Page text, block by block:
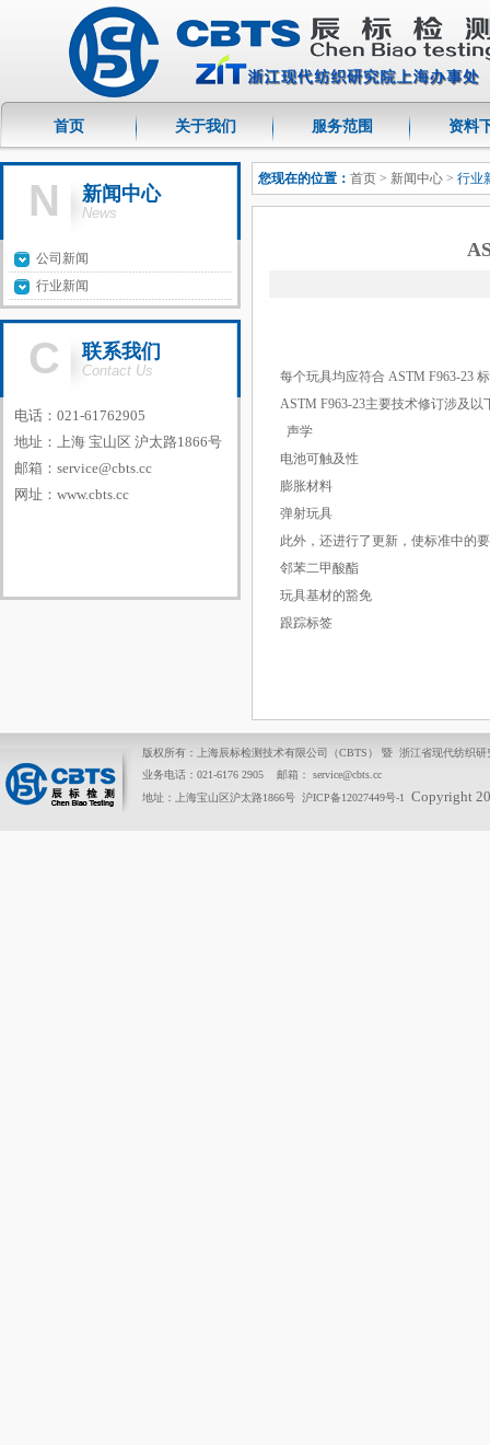
首页 关于我们 服务范围 资料
N 新闻中心
News
公司新闻
行业新闻
C 联系我们
Contact Us
电话：021-61762905
地址：上海 宝山区 沪太路1866号
邮箱： service@cbts.cc
网址： www.cbts.cc
您现在的位置： 首页 > 新闻中心 > 行业
每个玩具均应符合 ASTM F963-23
ASTM F963-23主要技术修订涉及以
声学
电池可触及性
膨胀材料
弹射玩具
此外，还进行了更新，使标准中的
邻苯二甲酸酯
玩具基材的豁免
跟踪标签
版权所有：上海辰标检测技术有限公司（CBTS） 暨 浙江省现代纺织研
业务电话：021-6176 2905 邮箱： service@cbts.cc
地址：上海宝山区沪太路1866号 沪ICP备12027449号-1 Copyright